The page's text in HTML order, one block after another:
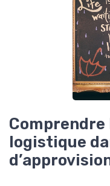
Comprendre
logistique